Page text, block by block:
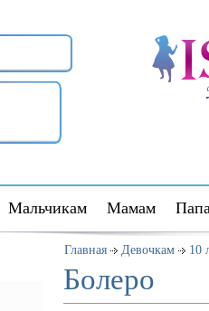
Мальчикам Мамам
Главная Девочкам 10
Болеро